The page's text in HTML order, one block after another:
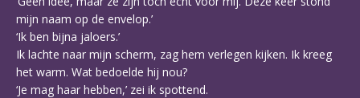
mijn naam op de envelop.’
‘Ik ben bijna jaloers.’
Ik lachte naar mijn scherm, zag hem verlegen kijken. Ik kreeg
het warm. Wat bedoelde hij nou?
‘Je mag haar hebben,’ zei ik spottend.